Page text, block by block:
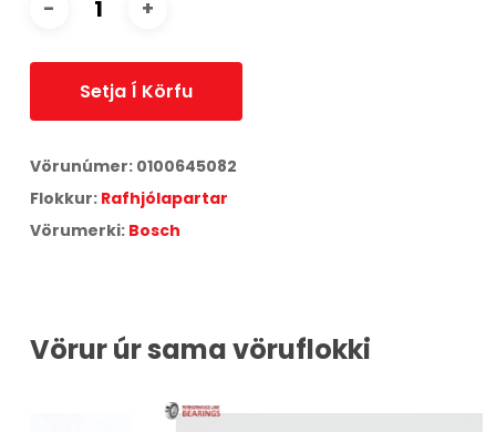
Setja Í Körfu
Vörunúmer: 0100645082
Flokkur: Rafhjólapartar
Vörumerki: Bosch
Vörur úr sama vöruflokki